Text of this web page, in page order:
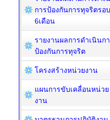
การป้องกันการทุจริตรอบ
6เดือน
รายงานผลการดำเนินก
ป้องกันการทุจริต
โครงสร้างหน่วยงาน
แผนการขับเคลื่อนหน่วย
งาน